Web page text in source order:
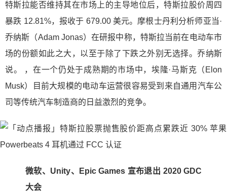
特斯拉能否维持其在市场上的主导地位后，特斯拉股价周四
暴跌 12.81%，报收于 679.00 美元。摩根士丹利分析师亚当·
乔纳斯（Adam Jonas）在研报中称，特斯拉当前在电动车市
场的份额如此之大，以至于除了下跌之外别无选择。乔纳斯
说。 ，在一个仍处于成熟期的市场中，埃隆·马斯克（Elon
Musk）目前大规模的电动车运营很容易受到来自通用汽车公
司等传统汽车制造商的日益激烈的竞争。
微软、Unity、Epic Games 宣布退出 2020 GDC
大会